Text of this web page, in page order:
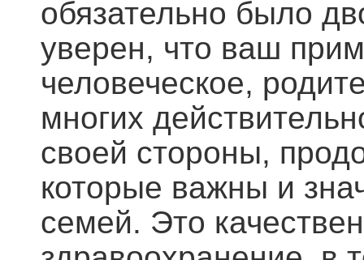
обязательно было
уверен, что ваш
человеческое,
многих
своей стороны,
которые важны и
семей. Это